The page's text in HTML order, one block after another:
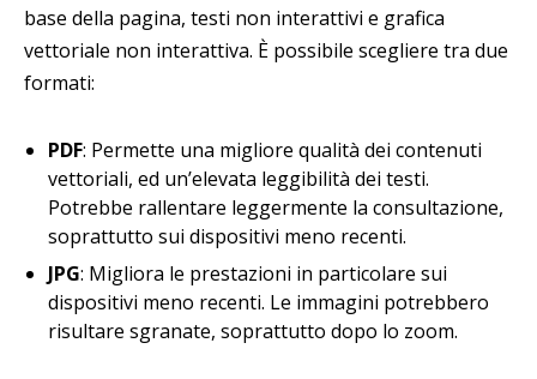
base della pagina, testi non interattivi e grafica
vettoriale non interattiva. È possibile scegliere tra due
formati:
PDF: Permette una migliore qualità dei contenuti
vettoriali, ed un’elevata leggibilità dei testi.
Potrebbe rallentare leggermente la consultazione,
soprattutto sui dispositivi meno recenti.
JPG: Migliora le prestazioni in particolare sui
dispositivi meno recenti. Le immagini potrebbero
risultare sgranate, soprattutto dopo lo zoom.